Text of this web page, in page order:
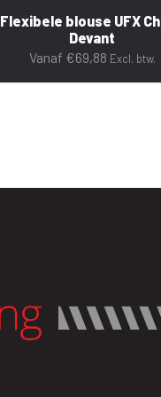
Flexibele blouse UFX
Devant
Vanaf €69,88 Excl. btw.